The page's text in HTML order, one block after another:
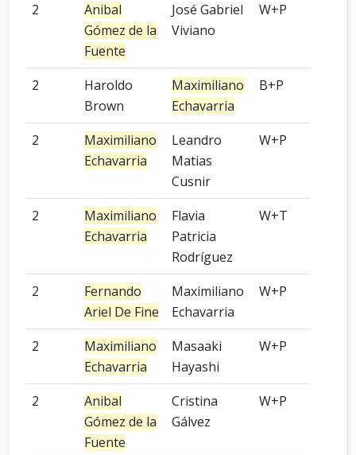
2
Anibal
Gómez de la
Fuente
José Gabriel
Viviano
W+P
2
Haroldo
Brown
Maximiliano
Echavarria
B+P
2
Maximiliano
Echavarria
Leandro
Matias
Cusnir
W+P
2
Maximiliano
Echavarria
Flavia
Patricia
Rodríguez
W+T
2
Fernando
Ariel De Fine
Maximiliano
Echavarria
W+P
2
Maximiliano
Echavarria
Masaaki
Hayashi
W+P
2
Anibal
Gómez de la
Fuente
Cristina
Gálvez
W+P